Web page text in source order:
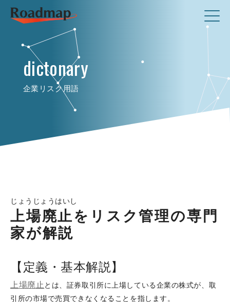
dictonary
企業リスク用語
じょうじょうはいし
上場廃止をリスク管理の専門
家が解説
【定義・基本解説】
上場廃止 とは、証券取引所に上場している企業の株式が、取
引所の市場で売買できなくなることを指します。